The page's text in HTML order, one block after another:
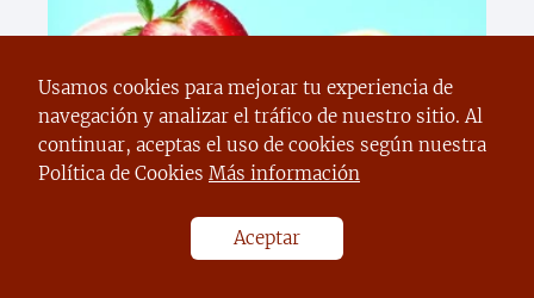
Descubre el increíble mundo del
vida diaria
Usamos cookies para mejorar tu experiencia de
navegación y analizar el tráfico de nuestro sitio. Al
continuar, aceptas el uso de cookies según nuestra
Política de Cookies Más información
Aceptar